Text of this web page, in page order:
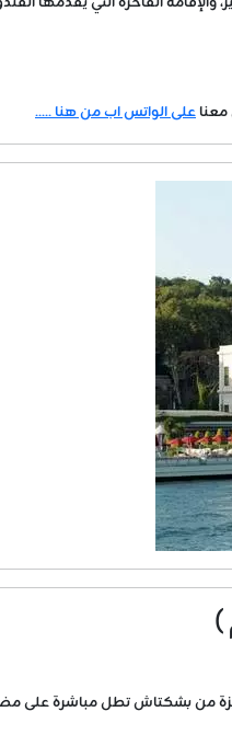
على الواتس اب من هنا .....
من بشكتاش تطل مباشرة على